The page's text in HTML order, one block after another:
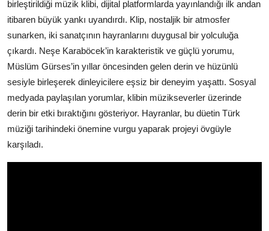
birleştirildiği müzik klibi, dijital platformlarda yayınlandığı ilk andan
itibaren büyük yankı uyandırdı. Klip, nostaljik bir atmosfer
sunarken, iki sanatçının hayranlarını duygusal bir yolculuğa
çıkardı. Neşe Karaböcek’in karakteristik ve güçlü yorumu,
Müslüm Gürses’in yıllar öncesinden gelen derin ve hüzünlü
sesiyle birleşerek dinleyicilere eşsiz bir deneyim yaşattı. Sosyal
medyada paylaşılan yorumlar, klibin müzikseverler üzerinde
derin bir etki bıraktığını gösteriyor. Hayranlar, bu düetin Türk
müziği tarihindeki önemine vurgu yaparak projeyi övgüyle
karşıladı.